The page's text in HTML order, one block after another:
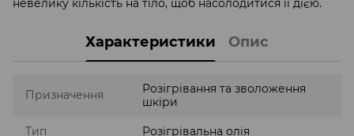
Характеристики Опис
Призначення
Розігрівання та зволоження
шкіри
Тип Розігрівальна олія